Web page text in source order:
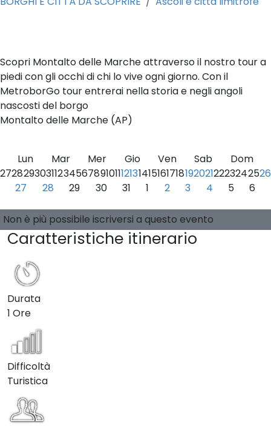
Scopri Montalto delle Marche attraverso il nostro tour a
piedi con gli occhi di chi lo vive ogni giorno. Con il
MetroborGo tour entrerai nella storia e negli angoli
nascosti del borgo
Montalto delle Marche (AP)
Lun Mar Mer Gio Ven Sab
Dom
27282930311234567891011121314151617181920212223242526
27
28 29 30 31 1 2 3 4 5 6
Non è più possibile iscriversi a questo evento
Caratteristiche itinerario
Durata
1 Ore
Difficoltà
Turistica